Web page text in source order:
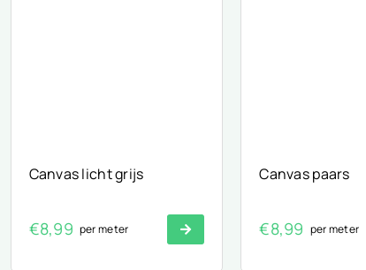
Canvas licht grijs
€8,99 per meter
Canvas paars
€8,99 per meter